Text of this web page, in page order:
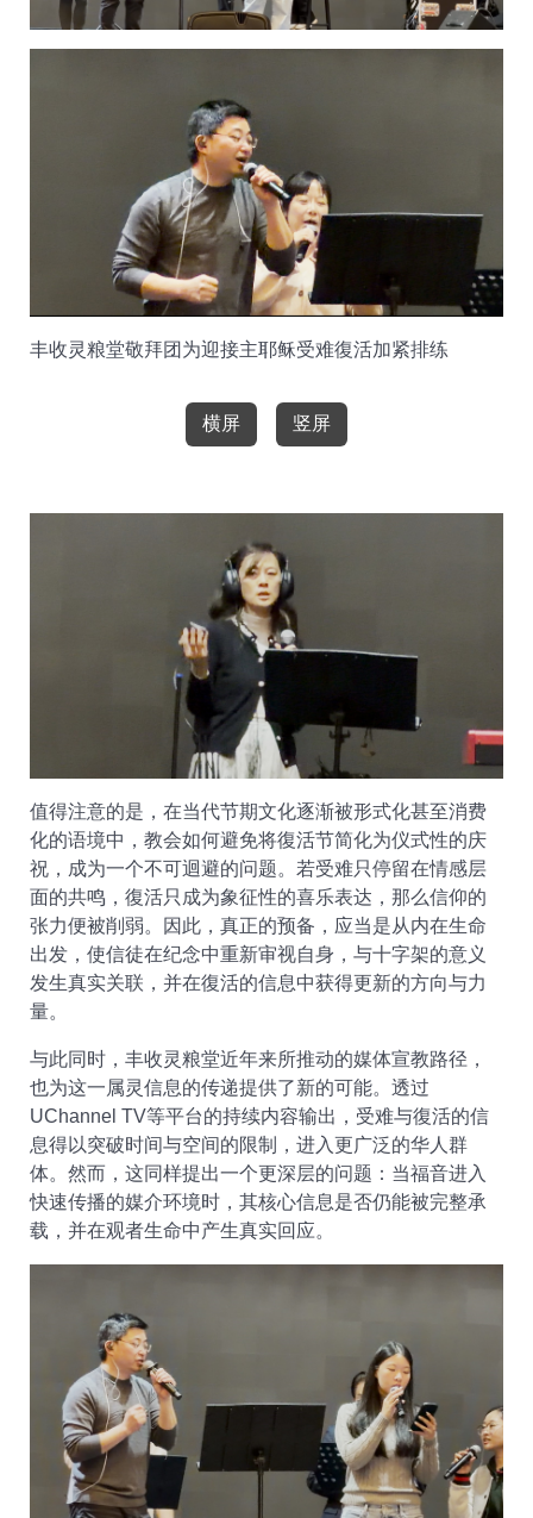
丰收灵粮堂敬拜团为迎接主耶稣受难復活加紧排练
横屏 竖屏
值得注意的是，在当代节期文化逐渐被形式化甚至消费
化的语境中，教会如何避免将復活节简化为仪式性的庆
祝，成为一个不可迴避的问题。若受难只停留在情感层
面的共鸣，復活只成为象征性的喜乐表达，那么信仰的
张力便被削弱。因此，真正的预备，应当是从内在生命
出发，使信徒在纪念中重新审视自身，与十字架的意义
发生真实关联，并在復活的信息中获得更新的方向与力
量。
与此同时，丰收灵粮堂近年来所推动的媒体宣教路径，
也为这一属灵信息的传递提供了新的可能。透过
UChannel TV等平台的持续内容输出，受难与復活的信
息得以突破时间与空间的限制，进入更广泛的华人群
体。然而，这同样提出一个更深层的问题：当福音进入
快速传播的媒介环境时，其核心信息是否仍能被完整承
载，并在观者生命中产生真实回应。